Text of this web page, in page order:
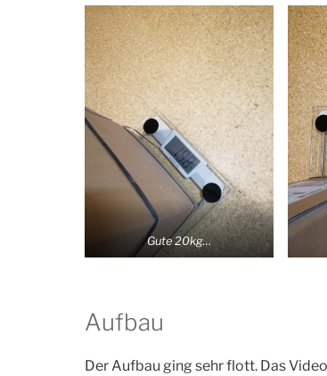
Gute 20kg…
Aufbau
Der Aufbau ging sehr flott. Das